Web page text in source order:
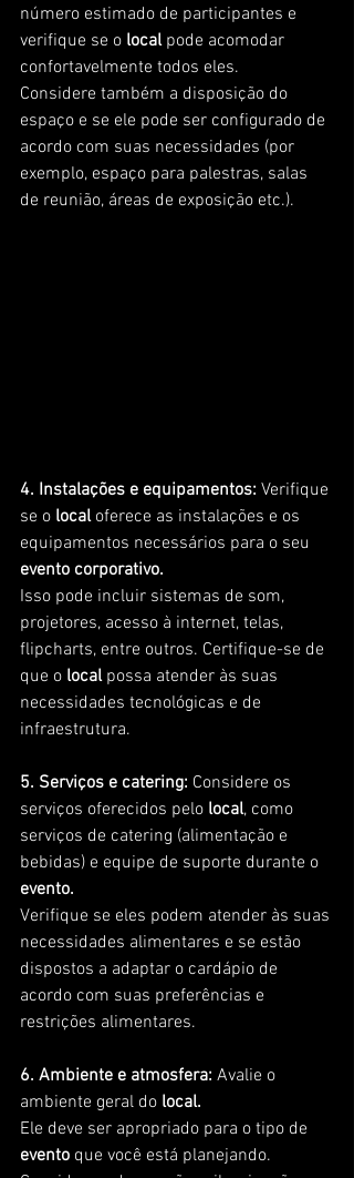
número estimado de participantes e
verifique se o local pode acomodar
confortavelmente todos eles.
Considere também a disposição do
espaço e se ele pode ser configurado de
acordo com suas necessidades (por
exemplo, espaço para palestras, salas
de reunião, áreas de exposição etc.).
4. Instalações e equipamentos: Verifique
se o local oferece as instalações e os
equipamentos necessários para o seu
evento corporativo.
Isso pode incluir sistemas de som,
projetores, acesso à internet, telas,
flipcharts, entre outros. Certifique-se de
que o local possa atender às suas
necessidades tecnológicas e de
infraestrutura.
5. Serviços e catering: Considere os
serviços oferecidos pelo local, como
serviços de catering (alimentação e
bebidas) e equipe de suporte durante o
evento.
Verifique se eles podem atender às suas
necessidades alimentares e se estão
dispostos a adaptar o cardápio de
acordo com suas preferências e
restrições alimentares.
6. Ambiente e atmosfera: Avalie o
ambiente geral do local.
Ele deve ser apropriado para o tipo de
evento que você está planejando.